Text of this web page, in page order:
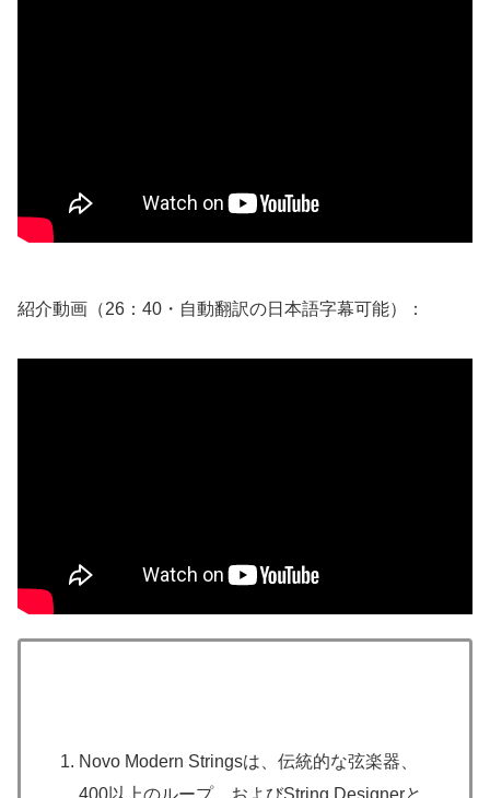
紹介動画（26：40・自動翻訳の日本語字幕可能）：
Novo Modern Stringsは、伝統的な弦楽器、